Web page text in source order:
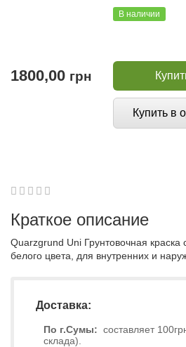
В наличии
1800,00 грн
Купить в
12345
Краткое описание
Quarzgrund Uni Грунтовочная краска
белого цвета, для внутренних и
Доставка:
По г.Сумы: составляет
склада).